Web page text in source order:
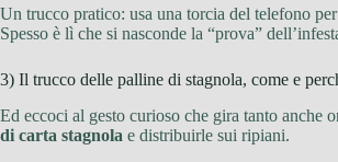
Un trucco pratico: usa una torcia del telefono
Spesso è lì che si nasconde la “prova”
3) Il trucco delle palline di stagnola, come e
Ed eccoci al gesto curioso che gira tanto anche
di carta stagnola e distribuirle sui ripiani.